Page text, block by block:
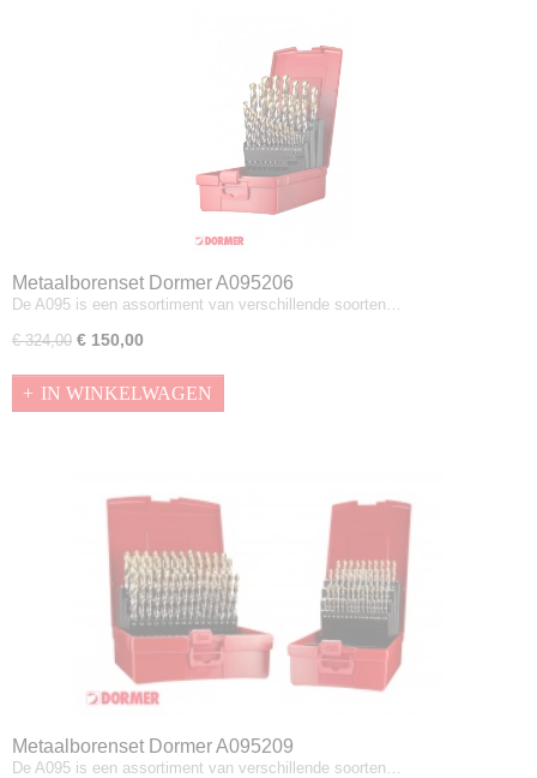
Metaalborenset Dormer A095206
De A095 is een assortiment van verschillende soorten…
€ 324,00 € 150,00
IN WINKELWAGEN
Metaalborenset Dormer A095209
De A095 is een assortiment van verschillende soorten…